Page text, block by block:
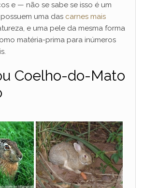
e — não se sabe se isso é um
uma das carnes mais
e uma pele da mesma forma
matéria-prima para inúmeros
Coelho-do-Mato